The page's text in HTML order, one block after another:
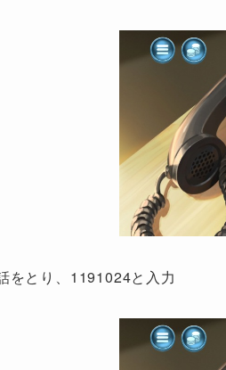
をとり、1191024と入力